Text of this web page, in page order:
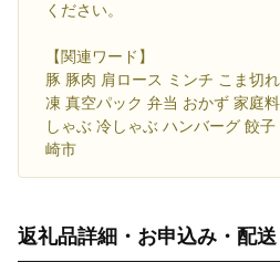
ください。
【関連ワード】
豚 豚肉 肩ロース ミンチ こま切
凍 真空パック 弁当 おかず 家庭
しゃぶ 冷しゃぶ ハンバーグ 餃
崎市
返礼品詳細・お申込み・配送